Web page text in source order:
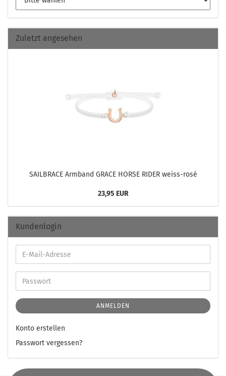
Zuletzt angesehen
SAILBRACE Arm­band GRACE HORSE RIDER weiss-​rosé
23,95 EUR
Kundenlogin
ANMELDEN
Konto erstellen
Passwort vergessen?